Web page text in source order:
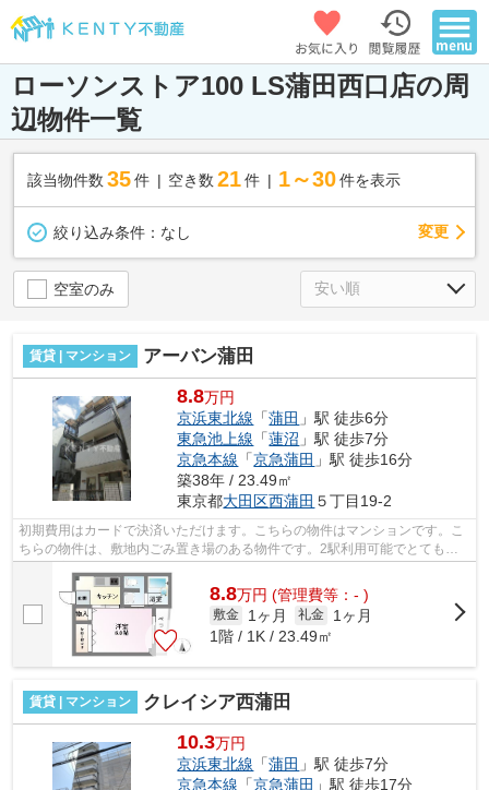
ローソンストア100 LS蒲田西口店の周
辺物件一覧
該当物件数 35件 空き数 21 件 1～30 件を表示
絞り込み条件： なし 変更
空室のみ
賃貸 | マンション アーバン蒲田
8.8万円
京浜東北線 「蒲田 」駅 徒歩6分
東急池上線 「蓮沼 」駅 徒歩7分
京急本線 「京急蒲田 」駅 徒歩16分
築38年 / 23.49㎡
東京都大田区西蒲田 ５丁目19-2
初期費用はカードで決済いただけます。こちらの物件はマンションです。こ
ちらの物件は、敷地内ごみ置き場のある物件です。2駅利用可能でとても利
8.8万円 (管理費等：- )
敷金 1ヶ月 礼金
1ヶ月
1階 / 1K / 23.49㎡
賃貸 | マンション クレイシア西蒲田
10.3万円
京浜東北線 「蒲田 」駅 徒歩7分
京急本線 「京急蒲田 」駅 徒歩17分